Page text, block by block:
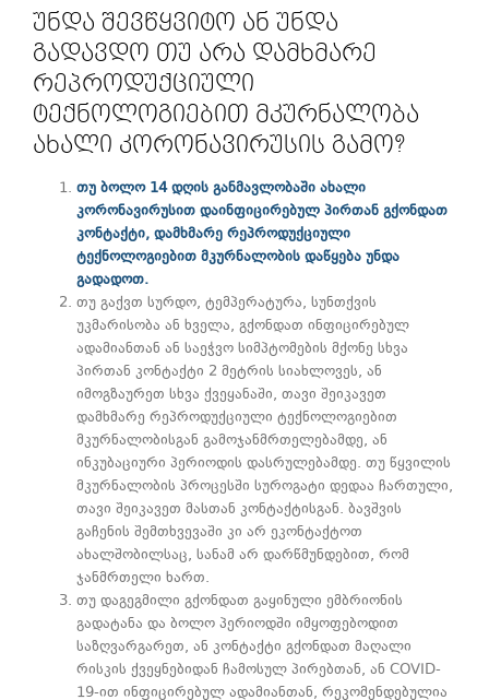
ᲣᲜᲓᲐ ᲨᲔᲕᲬᲧᲕᲘᲢᲝ ᲐᲜ ᲣᲜᲓᲐ
ᲒᲐᲓᲐᲕᲓᲝ ᲗᲣ ᲐᲠᲐ ᲓᲐᲛᲮᲛᲐᲠᲔ
ᲠᲔᲞᲠᲝᲓᲣᲥᲪᲘᲣᲚᲘ
ᲢᲔᲥᲜᲝᲚᲝᲒᲘᲔᲑᲘᲗ ᲛᲙᲣᲠᲜᲐᲚᲝᲑᲐ
ᲐᲮᲐᲚᲘ ᲙᲝᲠᲝᲜᲐᲕᲘᲠᲣᲡᲘᲡ ᲒᲐᲛᲝ?
თუ ბოლო 14 დღის განმავლობაში ახალი
კორონავირუსით დაინფიცირებულ პირთან გქონდათ
კონტაქტი, დამხმარე რეპროდუქციული
ტექნოლოგიებით მკურნალობის დაწყება უნდა
გადადოთ.
თუ გაქვთ სურდო, ტემპერატურა, სუნთქვის
უკმარისობა ან ხველა, გქონდათ ინფიცირებულ
ადამიანთან ან საეჭვო სიმპტომების მქონე სხვა
პირთან კონტაქტი 2 მეტრის სიახლოვეს, ან
იმოგზაურეთ სხვა ქვეყანაში, თავი შეიკავეთ
დამხმარე რეპროდუქციული ტექნოლოგიებით
მკურნალობისგან გამოჯანმრთელებამდე, ან
ინკუბაციური პერიოდის დასრულებამდე. თუ წყვილის
მკურნალობის პროცესში სუროგატი დედაა ჩართული,
თავი შეიკავეთ მასთან კონტაქტისგან. ბავშვის
გაჩენის შემთხვევაში კი არ ეკონტაქტოთ
ახალშობილსაც, სანამ არ დარწმუნდებით, რომ
ჯანმრთელი ხართ.
თუ დაგეგმილი გქონდათ გაყინული ემბრიონის
გადატანა და ბოლო პერიოდში იმყოფებოდით
საზღვარგარეთ, ან კონტაქტი გქონდათ მაღალი
რისკის ქვეყნებიდან ჩამოსულ პირებთან, ან COVID-
19-ით ინფიცირებულ ადამიანთან, რეკომენდებულია